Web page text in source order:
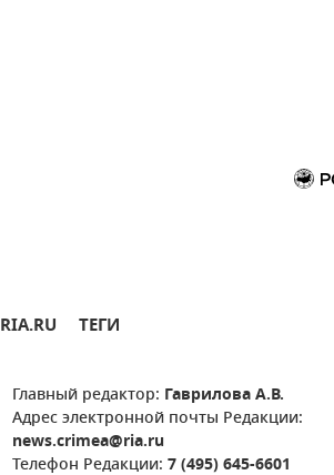
RIA.RU ТЕГИ
Главный редактор: Гаврилова А.В.
Адрес электронной почты Редакции:
news.crimea@ria.ru
Телефон Редакции: 7 (495) 645-6601